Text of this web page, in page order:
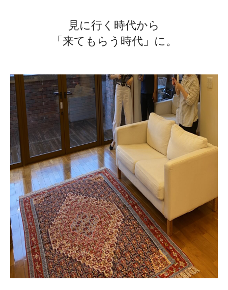
見に行く時代から
「来てもらう時代」に。